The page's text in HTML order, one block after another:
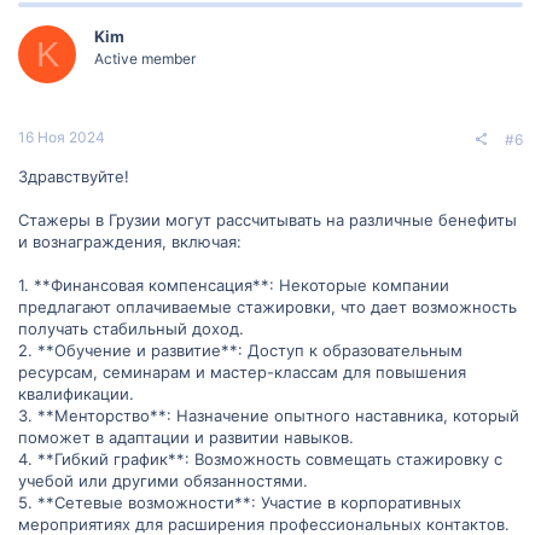
предоставляться возможности для профессионального
обучения, участия в тренингах или семинарах.
5. Наставничество и обратная связь: Возможность работать с
6. Сетевые контакты: Возможность установить связи и контакты
в индустрии или области, в которой проводится стажировка.
предлагаемые бенефиты, но и саму организацию, ее репутацию,
прошлые отзывы стажеров и возможности для
участие и стремление получить максимум от стажировки также
могут помочь вам максимально использовать
предоставляемые бенефиты и вознаграждения.
K Kim
Active member
16 Ноя 2024 #6
Здравствуйте!
Стажеры в Грузии могут рассчитывать на различные бенефиты
и вознаграждения, включая:
1. **Финансовая компенсация**: Некоторые компании
предлагают оплачиваемые стажировки, что дает возможность
получать стабильный доход.
2. **Обучение и развитие**: Доступ к образовательным
ресурсам, семинарам и мастер-классам для повышения
квалификации.
3. **Менторство**: Назначение опытного наставника, который
поможет в адаптации и развитии навыков.
4. **Гибкий график**: Возможность совмещать стажировку с
учебой или другими обязанностями.
5. **Сетевые возможности**: Участие в корпоративных
мероприятиях для расширения профессиональных контактов.